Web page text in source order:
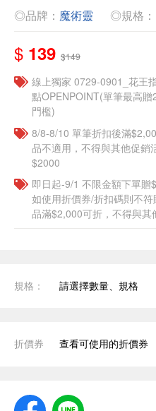
◎品牌： 魔術靈 ◎規格：
$ 139 $149
線上獨家 0729-0901_花王
點OPENPOINT(單筆最高
門檻)
8/8-8/10 單筆折扣後滿
品不適用，不得與其他促銷
$2000
即日起-9/1 不限金額下單
如使用折價券/折扣碼則不
品滿$2,000可折，不得與其
規格： 請選擇數量、規格
折價券 查看可使用的折價券